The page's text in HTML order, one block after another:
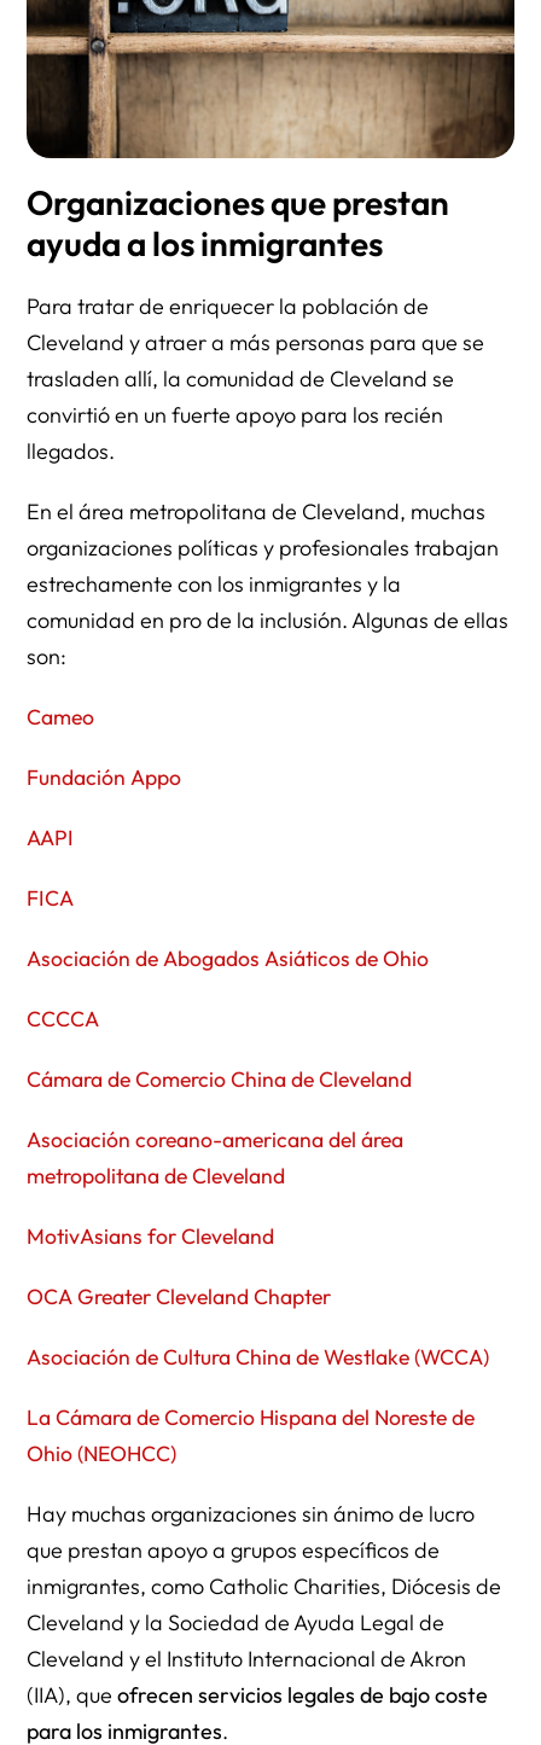
Organizaciones que prestan
ayuda a los inmigrantes
Para tratar de enriquecer la población de
Cleveland y atraer a más personas para que se
trasladen allí, la comunidad de Cleveland se
convirtió en un fuerte apoyo para los recién
llegados.
En el área metropolitana de Cleveland, muchas
organizaciones políticas y profesionales trabajan
estrechamente con los inmigrantes y la
comunidad en pro de la inclusión. Algunas de ellas
son:
Cameo
Fundación Appo
AAPI
FICA
Asociación de Abogados Asiáticos de Ohio
CCCCA
Cámara de Comercio China de Cleveland
Asociación coreano-americana del área
metropolitana de Cleveland
MotivAsians for Cleveland
OCA Greater Cleveland Chapter
Asociación de Cultura China de Westlake (WCCA)
La Cámara de Comercio Hispana del Noreste de
Ohio (NEOHCC)
Hay muchas organizaciones sin ánimo de lucro
que prestan apoyo a grupos específicos de
inmigrantes, como Catholic Charities, Diócesis de
Cleveland y la Sociedad de Ayuda Legal de
Cleveland y el Instituto Internacional de Akron
(IIA), queofrecen servicios legales de bajo coste
para los inmigrantes.